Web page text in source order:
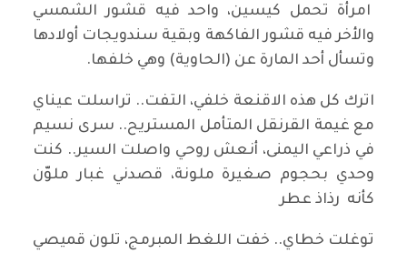
امرأة تحمل كيسين، واحد فيه قشور الشمسي
والأخر فيه قشور الفاكهة وبقية سندويجات أولادها
وتسأل أحد المارة عن (الحاوية) وهي خلفها.
اترك كل هذه الاقنعة خلفي، التفت.. تراسلت عيناي
مع غيمة القرنقل المتأمل المستريح.. سرى نسيم
في ذراعي اليمنى، أنعش روحي واصلت السير.. كنت
وحدي بحجوم صغيرة ملونة، قصدني غبار ملوّن
كأنه رذاذ عطر
توغلت خطاي.. خفت اللغط المبرمج، تلون قميصي